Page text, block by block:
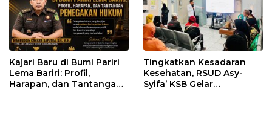
Kajari Baru di Bumi Pariri
Lema Bariri: Profil,
Harapan, dan Tantangan
Tingkatkan Kesadaran
Kesehatan, RSUD Asy-
Syifa’ KSB Gelar